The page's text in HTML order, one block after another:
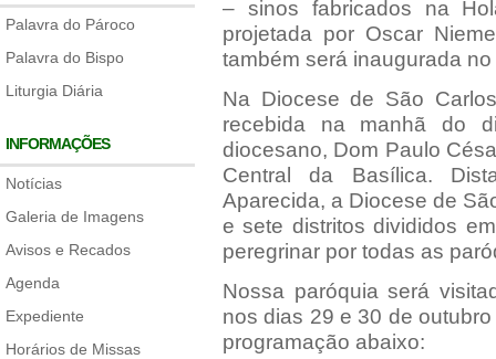
Palavra do Pároco
Palavra do Bispo
Liturgia Diária
INFORMAÇÕES
Notícias
Galeria de Imagens
Avisos e Recados
Agenda
Expediente
Horários de Missas
– sinos fabricados na
projetada por Oscar
também será inaugurada no
Na Diocese de São
recebida na manhã do
diocesano, Dom Paulo
Central da Basílica.
Aparecida, a Diocese de
e sete distritos divididos
peregrinar por todas as
Nossa paróquia será
nos dias 29 e 30 de
programação abaixo: